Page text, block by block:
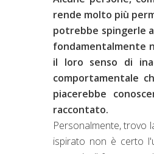
rende molto più
potrebbe spingerle
fondamentalmente
il loro senso di
comportamentale
piacerebbe
raccontato.
Personalmente, trovo
ispirato non è certo